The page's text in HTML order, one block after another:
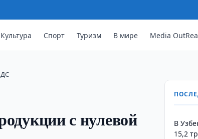
Культура Спорт Туризм В мире Media
с нулевой
В
15,2